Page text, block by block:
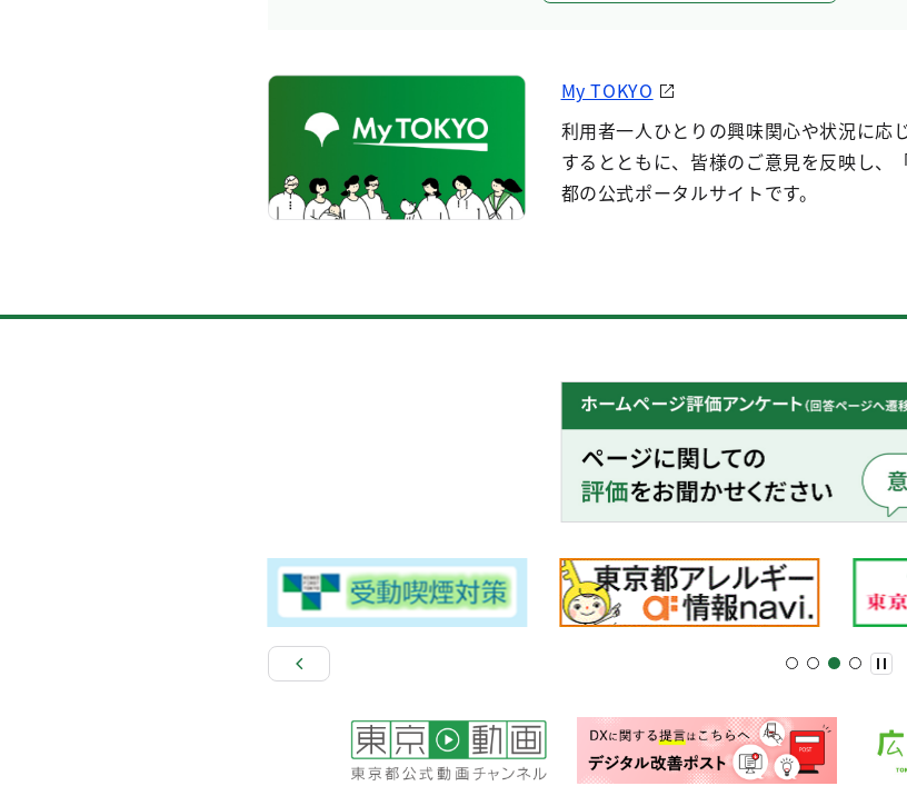
My TOKYO
利用者一人ひとりの興味関心や状況に応
するとともに、皆様のご意見を反映し、
都の公式ポータルサイトです。